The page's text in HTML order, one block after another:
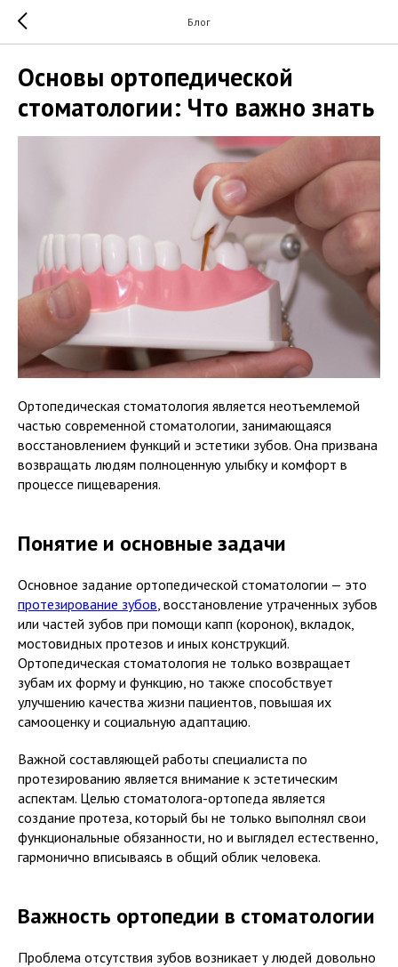
Блог
Основы ортопедической
стоматологии: Что важно знать
Ортопедическая стоматология является неотъемлемой
частью современной стоматологии, занимающаяся
восстановлением функций и эстетики зубов. Она призвана
возвращать людям полноценную улыбку и комфорт в
процессе пищеварения.
Понятие и основные задачи
Основное задание ортопедической стоматологии — это
протезирование зубов, восстановление утраченных зубов
или частей зубов при помощи капп (коронок), вкладок,
мостовидных протезов и иных конструкций.
Ортопедическая стоматология не только возвращает
зубам их форму и функцию, но также способствует
улучшению качества жизни пациентов, повышая их
самооценку и социальную адаптацию.
Важной составляющей работы специалиста по
протезированию является внимание к эстетическим
аспектам. Целью стоматолога-ортопеда является
создание протеза, который бы не только выполнял свои
функциональные обязанности, но и выглядел естественно,
гармонично вписываясь в общий облик человека.
Важность ортопедии в стоматологии
Проблема отсутствия зубов возникает у людей довольно